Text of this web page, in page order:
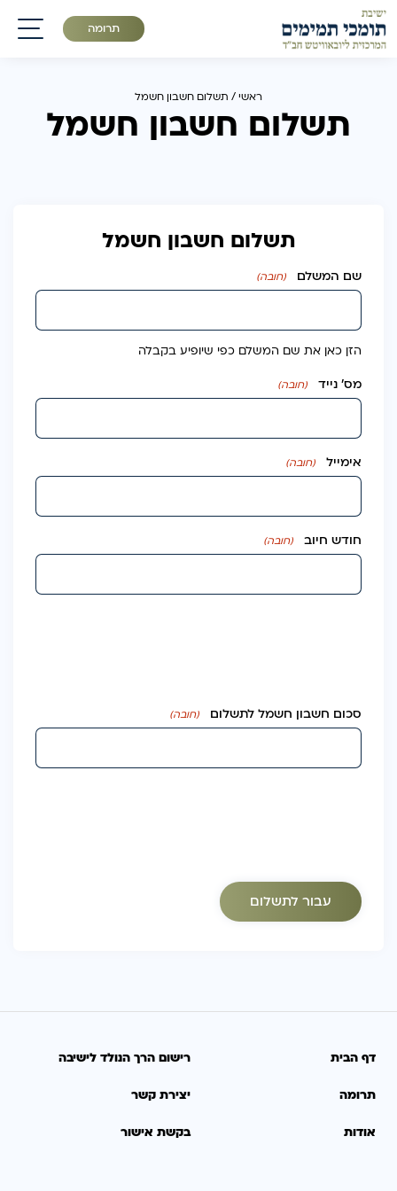
תרומה
תפריט
ראשי/ תשלום חשבון חשמל
תשלום חשבון חשמל
תשלום חשבון חשמל
שם המשלם (חובה)
הזן כאן את שם המשלם כפי שיופיע בקבלה
מס׳ נייד (חובה)
אימייל (חובה)
חודש חיוב (חובה)
סכום חשבון חשמל לתשלום (חובה)
דף הבית רישום הרך הנולד לישיבה
תרומה יצירת קשר
אודות בקשת אישור